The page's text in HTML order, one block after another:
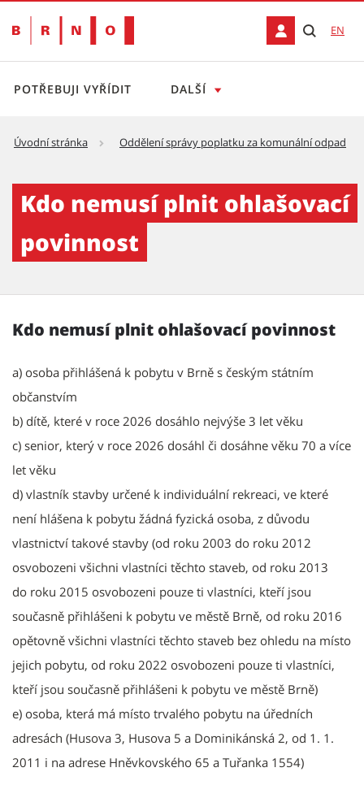
EN
POTŘEBUJI VYŘÍDIT DALŠÍ
Úvodní stránka Oddělení správy poplatku za komunální odpad
Kdo nemusí plnit ohlašovací
povinnost
Kdo nemusí plnit ohlašovací povinnost
a) osoba přihlášená k pobytu v Brně s českým státním
občanstvím
b) dítě, které v roce 2026 dosáhlo nejvýše 3 let věku
c) senior, který v roce 2026 dosáhl či dosáhne věku 70 a více
let věku
d) vlastník stavby určené k individuální rekreaci, ve které
není hlášena k pobytu žádná fyzická osoba, z důvodu
vlastnictví takové stavby (od roku 2003 do roku 2012
osvobozeni všichni vlastníci těchto staveb, od roku 2013
do roku 2015 osvobozeni pouze ti vlastníci, kteří jsou
současně přihlášeni k pobytu ve městě Brně, od roku 2016
opětovně všichni vlastníci těchto staveb bez ohledu na místo
jejich pobytu, od roku 2022 osvobozeni pouze ti vlastníci,
kteří jsou současně přihlášeni k pobytu ve městě Brně)
e) osoba, která má místo trvalého pobytu na úředních
adresách (Husova 3, Husova 5 a Dominikánská 2, od 1. 1.
2011 i na adrese Hněvkovského 65 a Tuřanka 1554)